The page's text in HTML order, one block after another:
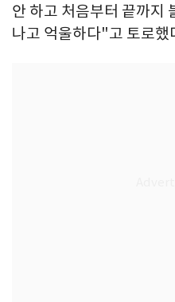
안 하고 처음부터 끝까지
나고 억울하다"고 토로했